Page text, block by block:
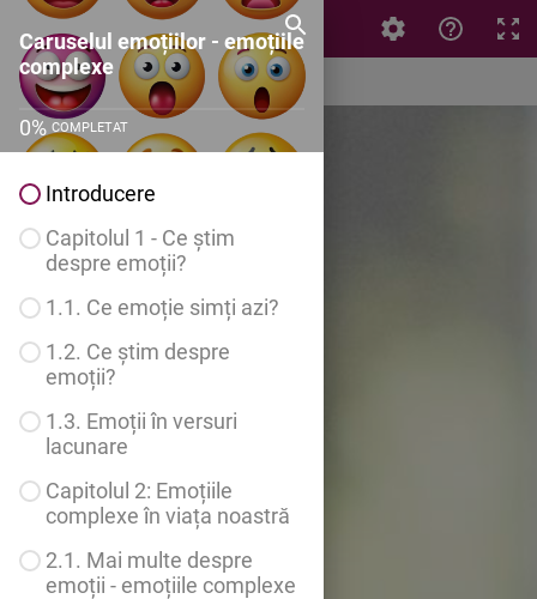
Caruselul emoțiilor - emoțiile
complexe
0%COMPLETAT
Introducere
Capitolul 1 - Ce știm
despre emoții?
1.1. Ce emoție simți azi?
1.2. Ce știm despre
emoții?
1.3. Emoții în versuri
lacunare
Capitolul 2: Emoțiile
complexe în viața noastră
2.1. Mai multe despre
emoții - emoțiile complexe
Caruselul emoțiilor - emoțiile complexe